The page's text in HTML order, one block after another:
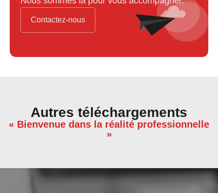
Contactez-nous
Autres téléchargements
« Bienvenue dans la réalité professionnelle
»